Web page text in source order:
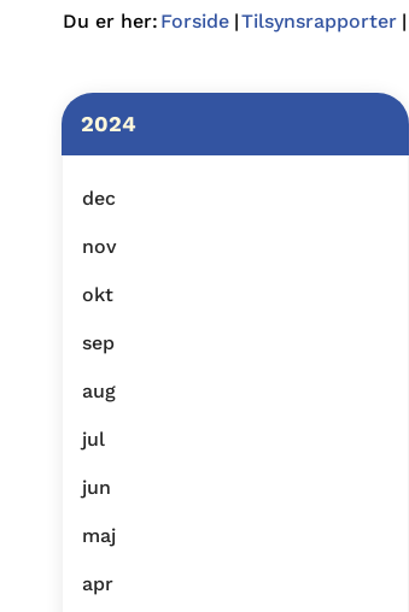
Du er her: Forside Tilsynsrapporter
2024
dec
nov
okt
sep
aug
jul
jun
maj
apr